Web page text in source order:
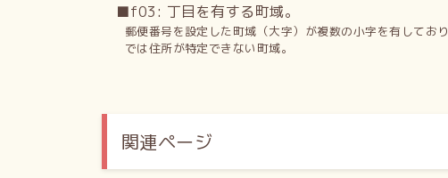
■f03: 丁目を有する町域。
郵便番号を設定した町域（大字）が複数の小字を有してお
では住所が特定できない町域。
関連ページ